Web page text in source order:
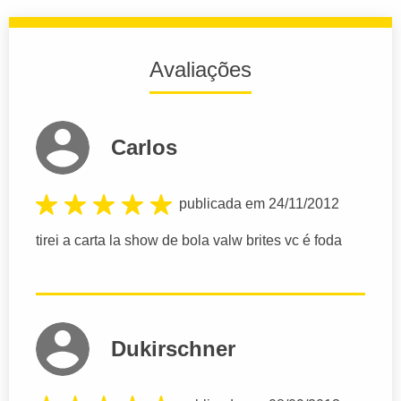
Avaliações
Carlos
publicada em 24/11/2012
tirei a carta la show de bola valw brites vc é foda
Dukirschner